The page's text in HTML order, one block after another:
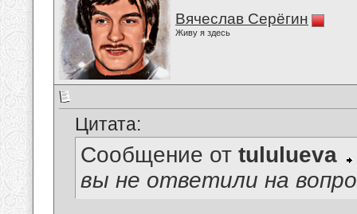
Вячеслав Серёгин
Живу я здесь
Цитата:
Сообщение от tululueva
вы не ответили на